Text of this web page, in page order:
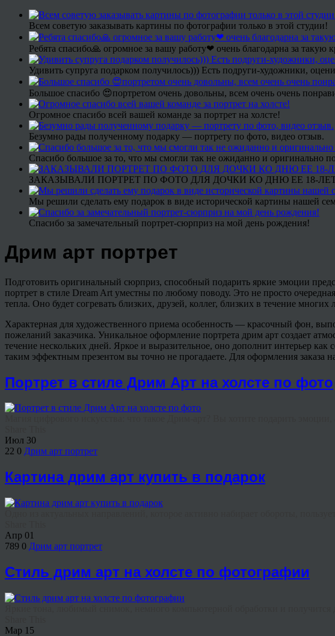
Всем советую заказывать картины по фотографии только в этой студии!
Ребята спасибо🙏 огромное за вашу работу❤ очень благодарна за такую
Удивить супруга подарком получилось))) Есть подруги-художники,
Большое спасибо 😍портретом очень довольны, всем очень очень
Огромное спасибо всей вашей команде за портрет на холсте!
Безумно рады полученному подарку — портрету по фото, видео отзыв.
Спасибо большое за то, что мы смогли так не ожиданно и оригинально
ЗАКАЗЫВАЛИ ПОРТРЕТ ПО ФОТО ДЛЯ ДОЧКИ КО ДНЮ ЕЕ 18-
Мы решили сделать ему подарок в виде исторической картины нашей
Спасибо за замечательный портрет-сюрприз на мой день рождения!
Дрим арт портрет
Подготовить оригинальный сюрприз, способный подарить яркие эмоции
портрет в стиле Dream Art уместны по любому поводу. Это не просто
тепла. Оно будет согревать близких, друзей, коллег, близких в течение многих
Характерная для художественного приема особенность — красочный фон,
пожеланий заказчика. Уникальное оформление портрета дрим арт создает
течение нескольких дней. Яркое и выразительное, оно дополнит интерьер
таким эффектным презентом вы точно не прогадаете. Для оформления
Портрет в стиле Дрим Арт на холсте по фото
Июл 30
22 0 Дрим арт портрет
Картина дрим арт купить в подарок
Апр 01
789 0 Дрим арт портрет
Стиль дрим арт на холсте по фотографии
Мар 15